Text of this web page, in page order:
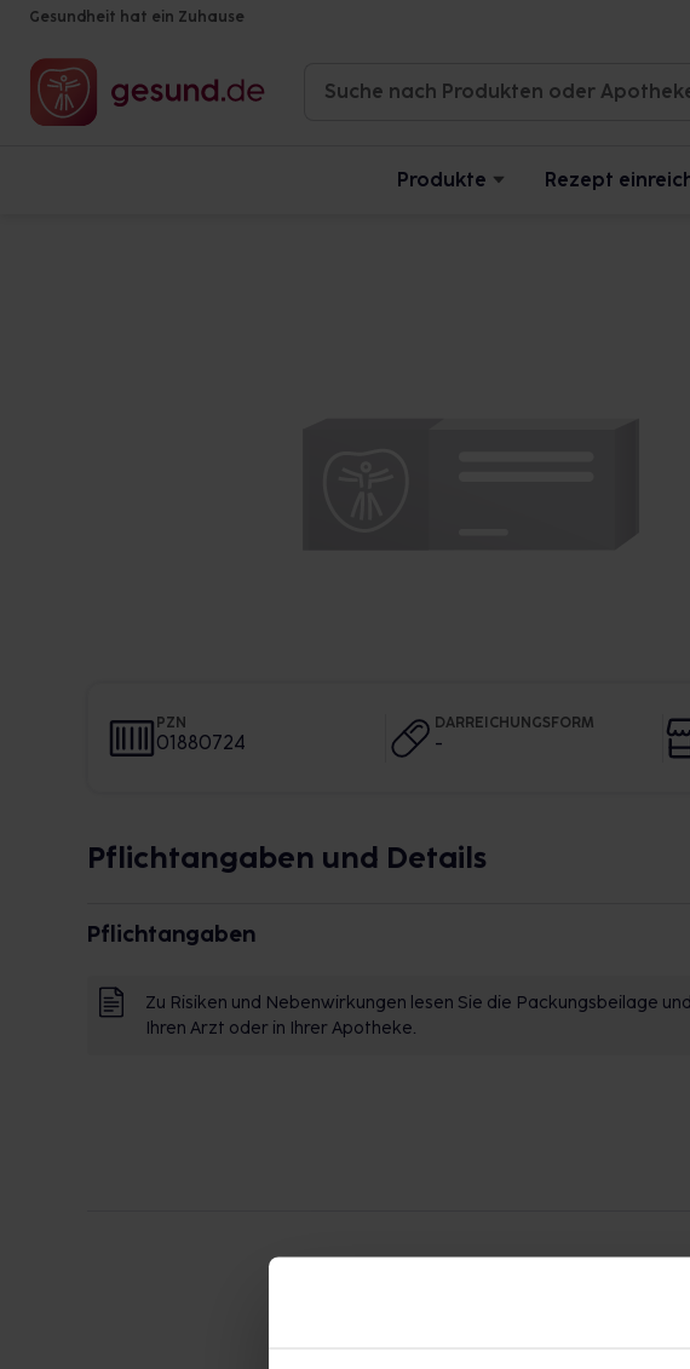
Gesundheit hat ein Zuhause
Produkte Rezept
PZN
01880724
DARREICHUNGSFORM
-
Pflichtangaben und Details
Pflichtangaben
Zu Risiken und Nebenwirkungen lesen Sie die Packungsbeilage
Ihren Arzt oder in Ihrer Apotheke.